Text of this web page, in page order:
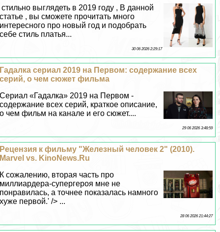
стильно выглядеть в 2019 году , В данной
статье , вы сможете прочитать много
интересного про новый год и подобрать
себе стиль платья...
30 06 2026 2:29:17
Гадалка сериал 2019 на Первом: содержание всех
серий, о чем сюжет фильма
Сериал «Гадалка» 2019 на Первом -
содержание всех серий, краткое описание,
о чем фильм на канале и его сюжет....
29 06 2026 3:48:59
Рецензия к фильму "Железный человек 2" (2010).
Marvel vs. KinoNews.Ru
К сожалению, вторая часть про
миллиардера-супергероя мне не
понравилась, а точнее показалась намного
хуже первой.' /> ...
28 06 2026 21:44:27